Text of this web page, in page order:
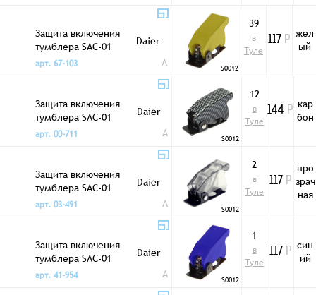
Защита включения
тумблера SAC-01
желтая
Daier
арт. 67-103
A S0012
39
в
Туле
117 Р
жел
ый
Защита включения
тумблера SAC-01
карбон
Daier
арт. 00-711
A S0012
12
в
Туле
144 Р
кар
бон
Защита включения
тумблера SAC-01
прозрачная
Daier
арт. 03-491
A S0012
2
в
Туле
117 Р
про
зрач
ная
Защита включения
тумблера SAC-01
синяя
Daier
арт. 41-954
A S0012
1
в
Туле
117 Р
син
ий